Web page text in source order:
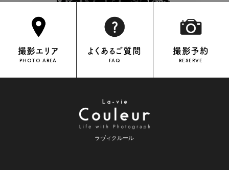
撮影エリア
PHOTO AREA
よくあるご質問
FAQ
撮影予約
RESERVE
ラヴィクルール